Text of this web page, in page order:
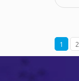
1 2